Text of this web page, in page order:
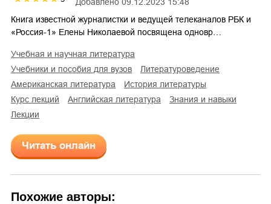
Книга известной журналистки и ведущей телеканалов РБК и
«Россия-1» Елены Николаевой посвящена одновр…
учебная и научная литература
учебники и пособия для вузов
литературоведение
американская литература
история литературы
курс лекций
английская литература
знания и навыки
лекции
Читать онлайн
Похожие авторы: